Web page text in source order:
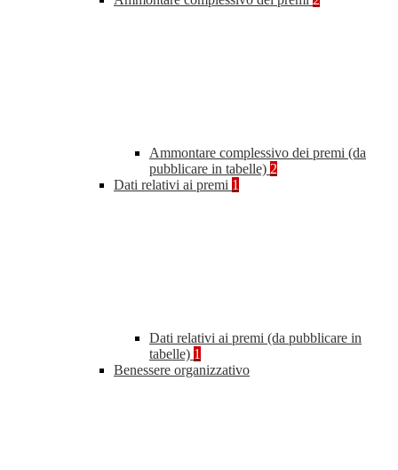
Ammontare complessivo dei premi (da
pubblicare in tabelle) 2
Dati relativi ai premi 1
Dati relativi ai premi (da pubblicare in
tabelle) 1
Benessere organizzativo